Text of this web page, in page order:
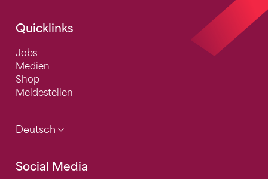
Quicklinks
Jobs
Medien
Shop
Meldestellen
Deutsch
Social Media